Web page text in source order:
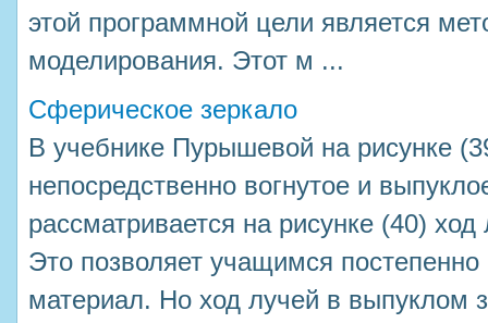
этой программной цели является
моделирования. Этот м ...
Сферическое зеркало
В учебнике Пурышевой на рисунке
непосредственно вогнутое и
рассматривается на рисунке (40)
Это позволяет учащимся
материал. Но ход лучей в выпуклом